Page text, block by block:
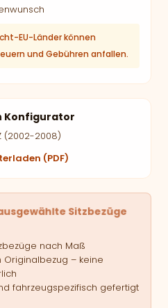
EU-Länder können
und Gebühren anfallen.
Konfigurator
(2002-2008)
(PDF)
Sitzbezüge
nach Maß
– keine
fahrzeugspezifisch gefertigt